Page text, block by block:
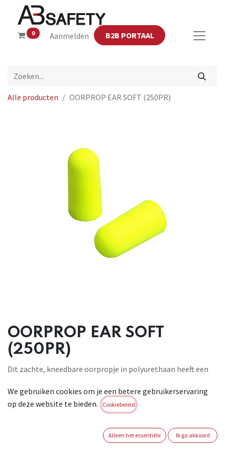
0 Aanmelden B2B PORTAAL
Alle producten OORPROP EAR SOFT (250PR)
OORPROP EAR SOFT
(250PR)
Dit zachte, kneedbare oorpropje in polyurethaan heeft een
gemakkelijk in het oorkanaal past. De druk wordt mooi
verdeeld in het
Conform: EN 342-2 (SNR 36).
We gebruiken cookies om je een betere gebruikerservaring
op deze website te bieden.
Cookiebeleid
Alleen het essentiële Ik ga akkoord